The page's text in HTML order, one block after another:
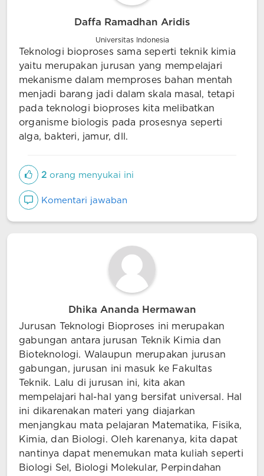
Daffa Ramadhan Aridis
Universitas Indonesia
Teknologi bioproses sama seperti teknik kimia
yaitu merupakan jurusan yang mempelajari
mekanisme dalam memproses bahan mentah
menjadi barang jadi dalam skala masal, tetapi
pada teknologi bioproses kita melibatkan
organisme biologis pada prosesnya seperti
alga, bakteri, jamur, dll.
2 orang menyukai ini
Komentari jawaban
Dhika Ananda Hermawan
Jurusan Teknologi Bioproses ini merupakan
gabungan antara jurusan Teknik Kimia dan
Bioteknologi. Walaupun merupakan jurusan
gabungan, jurusan ini masuk ke Fakultas
Teknik. Lalu di jurusan ini, kita akan
mempelajari hal-hal yang bersifat universal. Hal
ini dikarenakan materi yang diajarkan
menjangkau mata pelajaran Matematika, Fisika,
Kimia, dan Biologi. Oleh karenanya, kita dapat
nantinya dapat menemukan mata kuliah seperti
Biologi Sel, Biologi Molekular, Perpindahan